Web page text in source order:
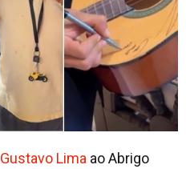
Gustavo Lima ao Abrigo